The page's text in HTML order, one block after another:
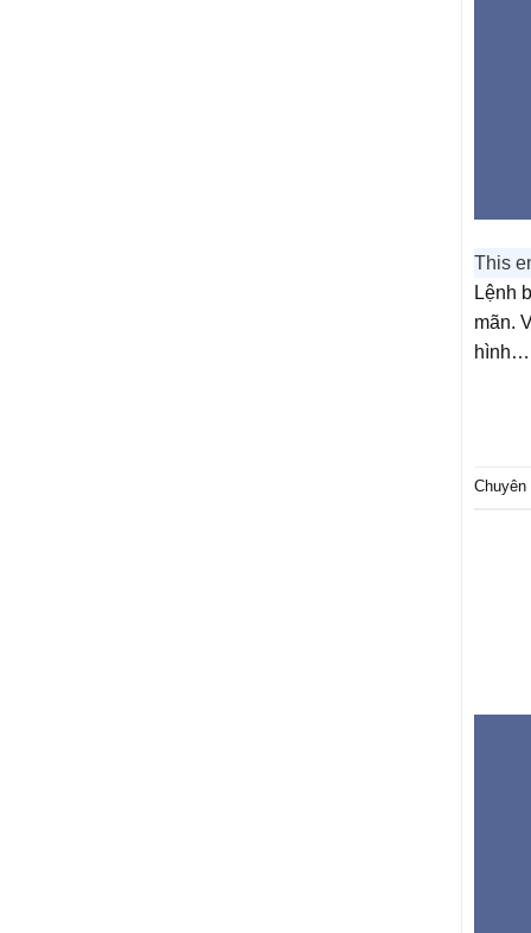
This
Lệnh
mãn.
hình…
Chuyên